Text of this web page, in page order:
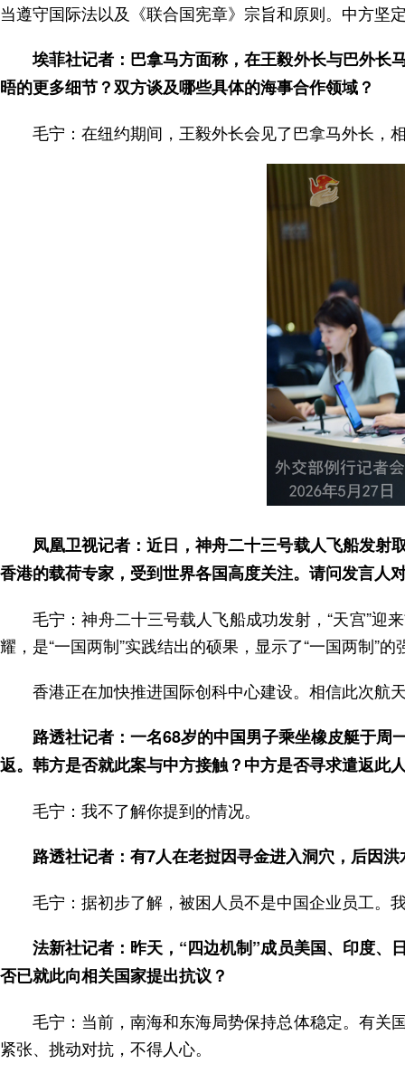
当遵守国际法以及《联合国宪章》宗旨和原则。中方坚
埃菲社记者：巴拿马方面称，在王毅外长与巴外
晤的更多细节？双方谈及哪些具体的海事合作领域？
毛宁：在纽约期间，王毅外长会见了巴拿马外长，
凤凰卫视记者：近日，神舟二十三号载人飞船发射
香港的载荷专家，受到世界各国高度关注。请问发言人
毛宁：神舟二十三号载人飞船成功发射，“天宫”
耀，是“一国两制”实践结出的硕果，显示了“一国两制”
香港正在加快推进国际创科中心建设。相信此次航
路透社记者：一名68岁的中国男子乘坐橡皮艇于
返。韩方是否就此案与中方接触？中方是否寻求遣返此
毛宁：我不了解你提到的情况。
路透社记者：有7人在老挝因寻金进入洞穴，后因
毛宁：据初步了解，被困人员不是中国企业员工。
法新社记者：昨天，“四边机制”成员美国、印度
否已就此向相关国家提出抗议？
毛宁：当前，南海和东海局势保持总体稳定。有关
紧张、挑动对抗，不得人心。